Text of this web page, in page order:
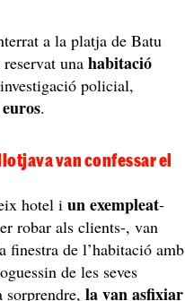
a la platja de Batu
unahabitació
policial,
.
van confessar el
hotel iun exempleat-
robar als clients-, van
finestra de l’habitació amb
de les seves
la van asfixiar